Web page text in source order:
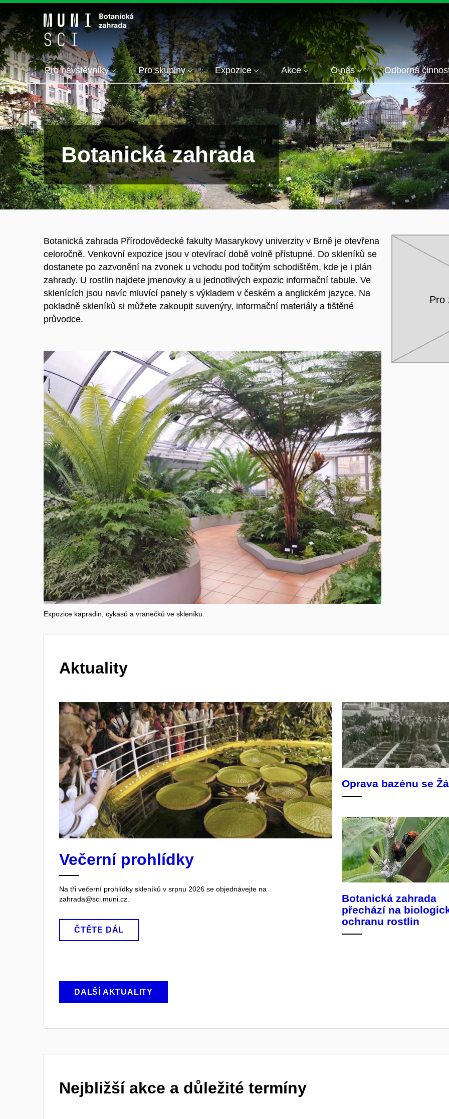
Pro návštěvníky Pro skupiny Expozice Akce O nás Odborná
Botanická zahrada
Botanická zahrada Přírodovědecké fakulty Masarykovy univerzity v Brně je otevřena
celoročně. Venkovní expozice jsou v otevírací době volně přístupné. Do skleníků se
dostanete po zazvonění na zvonek u vchodu pod točitým schodištěm, kde je i plán
zahrady. U rostlin najdete jmenovky a u jednotlivých expozic informační tabule. Ve
sklenících jsou navíc mluvící panely s výkladem v českém a anglickém jazyce. Na
pokladně skleníků si můžete zakoupit suvenýry, informační materiály a tištěné
průvodce.
Expozice kapradin, cykasů a vranečků ve skleníku.
Pro
Aktuality
Večerní prohlídky
Na tři večerní prohlídky skleníků v srpnu 2026 se objednávejte na
zahrada@sci.muni.cz.
ČTĚTE DÁL
Oprava bazénu se
Botanická zahrada
přechází na
ochranu rostlin
DALŠÍ AKTUALITY
Nejbližší akce a důležité termíny